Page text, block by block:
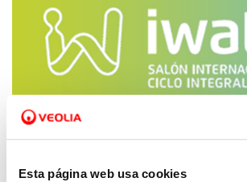
Esta página web usa cookies
22 NOV 2016